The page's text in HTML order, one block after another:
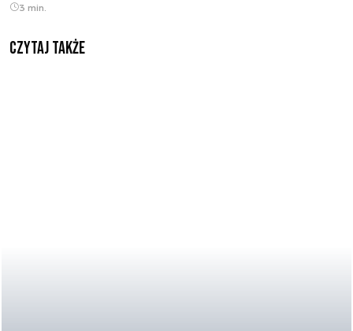
3 min.
Czytaj także